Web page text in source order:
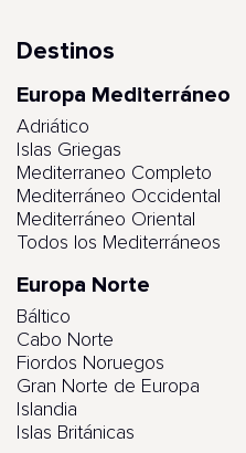
Destinos
Europa Mediterráneo
Adriático
Islas Griegas
Mediterraneo Completo
Mediterráneo Occidental
Mediterráneo Oriental
Todos los Mediterráneos
Europa Norte
Báltico
Cabo Norte
Fiordos Noruegos
Gran Norte de Europa
Islandia
Islas Británicas